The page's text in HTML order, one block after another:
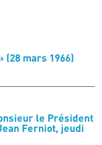
(28 mars 1966)
le Président
Ferniot, jeudi